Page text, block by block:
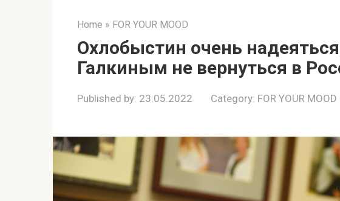
Home » FOR YOUR MOOD
Охлобыстин очень
Галкиным не вернуться в
Published by: 23.05.2022 Category: FOR YOUR MOOD